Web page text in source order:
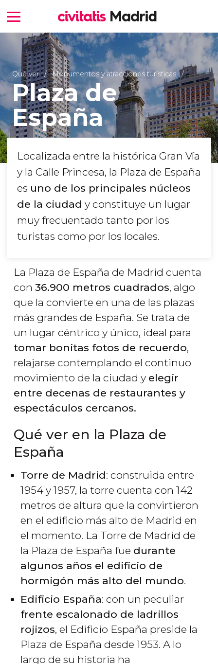
Qué ver Monumentos y atracciones turísticas
Plaza de
España
Localizada entre la histórica Gran Vía
y la Calle Princesa, la Plaza de España
es uno de los principales núcleos
de la ciudad y constituye un lugar
muy frecuentado tanto por los
turistas como por los locales.
La Plaza de España de Madrid cuenta
con 36.900 metros cuadrados, algo
que la convierte en una de las plazas
más grandes de España. Se trata de
un lugar céntrico y único, ideal para
tomar bonitas fotos de recuerdo,
relajarse contemplando el continuo
movimiento de la ciudad y elegir
entre decenas de restaurantes y
espectáculos cercanos.
Qué ver en la Plaza de
España
Torre de Madrid: construida entre
1954 y 1957, la torre cuenta con 142
metros de altura que la convirtieron
en el edificio más alto de Madrid en
el momento. La Torre de Madrid de
la Plaza de España fue durante
algunos años el edificio de
hormigón más alto del mundo.
Edificio España: con un peculiar
frente escalonado de ladrillos
rojizos, el Edificio España preside la
Plaza de España desde 1953. A lo
largo de su historia ha